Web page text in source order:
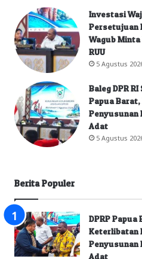
Investasi
Persetujuan
Wagub
RUU
5 Agustus
Baleg DPR
Papua
Penyusunan
Adat
5 Agustus
Berita Populer
DPRP
Keterlibatan
Penyusunan
Adat